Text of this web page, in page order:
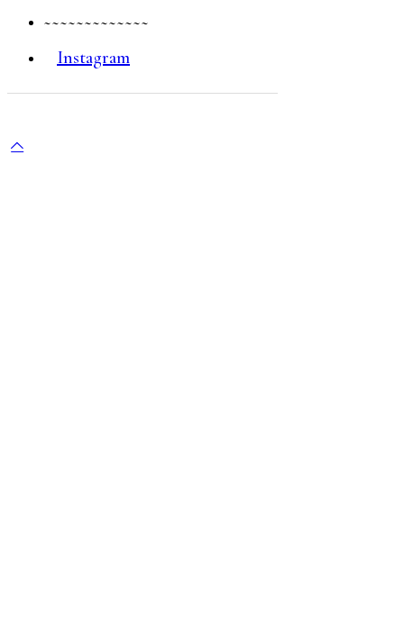
~~~~~~~~~~~~~
Instagram